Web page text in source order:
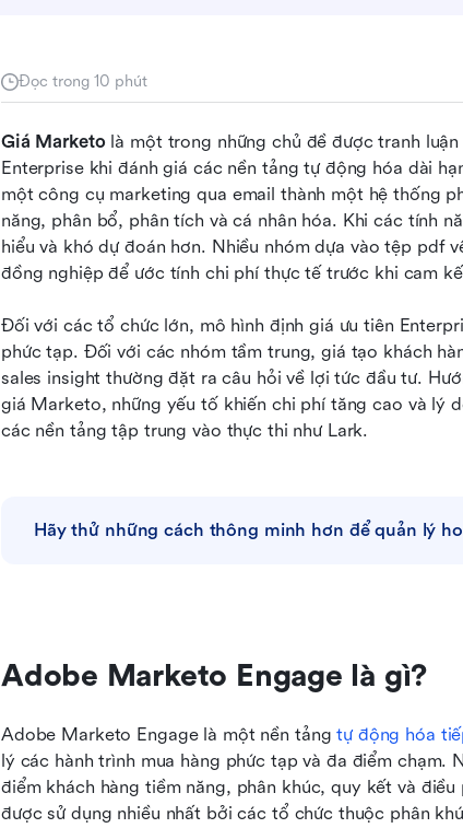
Đọc trong 10 phút
Giá Marketo là một trong những chủ đề được tranh
Enterprise khi đánh giá các nền tảng tự động hóa dài
một công cụ marketing qua email thành một hệ thống
năng, phân bổ, phân tích và cá nhân hóa. Khi các tính
hiểu và khó dự đoán hơn. Nhiều nhóm dựa vào tệp pdf
đồng nghiệp để ước tính chi phí thực tế trước khi cam
Đối với các tổ chức lớn, mô hình định giá ưu tiên
phức tạp. Đối với các nhóm tầm trung, giá tạo khách
sales insight thường đặt ra câu hỏi về lợi tức đầu tư.
giá Marketo, những yếu tố khiến chi phí tăng cao và lý
các nền tảng tập trung vào thực thi như Lark.
Hãy thử những cách thông minh hơn để quản lý
Adobe Marketo Engage là gì?
Adobe Marketo Engage là một nền tảng tự động hóa
lý các hành trình mua hàng phức tạp và đa điểm chạm.
điểm khách hàng tiềm năng, phân khúc, quy kết và
được sử dụng nhiều nhất bởi các tổ chức thuộc phân